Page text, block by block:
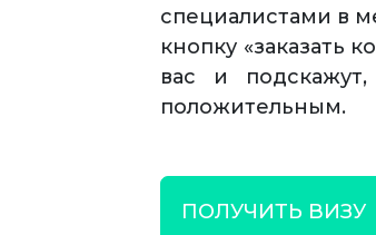
специалистами в
кнопку «заказать
вас и
положительным.
ПОЛУЧИТЬ ВИЗУ